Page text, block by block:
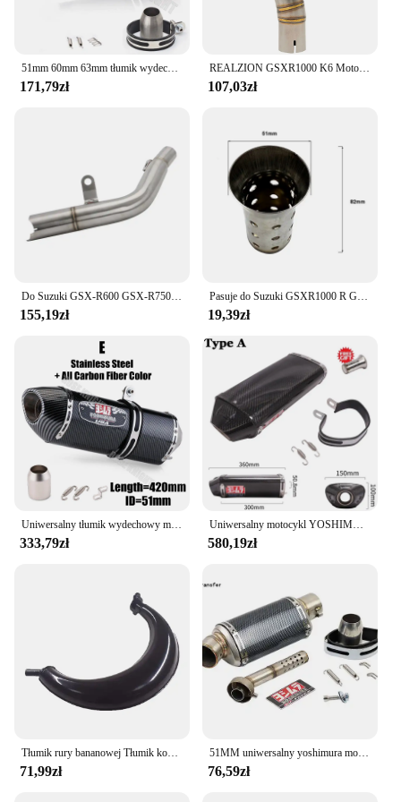
171,79zł
REALZION GSXR1000 K6 Motocyklowa rura wydechowa Middle Link Pipe Slip-on Tłumik Escape Dla Suzuki GSXR 1000 2003-2006 K3 K4 K5
107,03zł
155,19zł
Pasuje do Suzuki GSXR1000 R GSXR600 750 motocykl uniwersalny przedni katalizator 48mm-61mm DB zabójca wymienny tłumik tłumik wydechowy
19,39zł
333,79zł
Uniwersalny motocykl YOSHIMURA RS-5 rura wydechowa wydechowy Moto DB zabójca dla CBR600 RR F5 CBR1000 TNT899 TNT1130 Daytona 675R
580,19zł
71,99zł
51MM uniwersalny yoshimura motocyklowy tłumik wydechowy do Yamaha R3 PCX125 NMAX155 FZ1N Z900 S1000RR CBR500R R6
76,59zł